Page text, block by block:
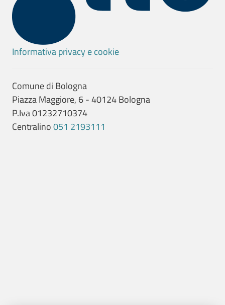
Informativa privacy e cookie
Comune di Bologna
Piazza Maggiore, 6 - 40124 Bologna
P.Iva 01232710374
Centralino051 2193111